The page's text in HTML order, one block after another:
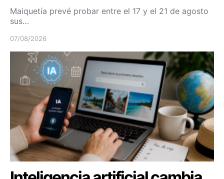
Maiquetía prevé probar entre el 17 y el 21 de agosto
sus…
07/08/2026